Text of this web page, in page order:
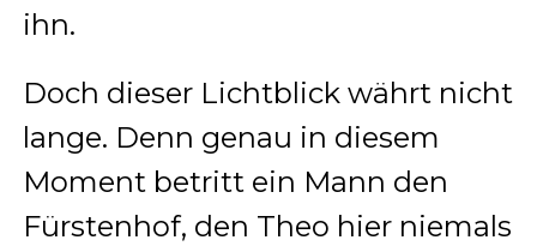
ihn.
Doch dieser Lichtblick währt nicht
lange. Denn genau in diesem
Moment betritt ein Mann den
Fürstenhof, den Theo hier niemals